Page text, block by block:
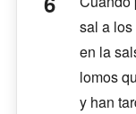
sal a
en la
lomos
y han